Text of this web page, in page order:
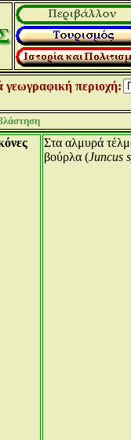
γεωγραφική περιοχή:
Στα αλμυρά
βούρλα (Juncus